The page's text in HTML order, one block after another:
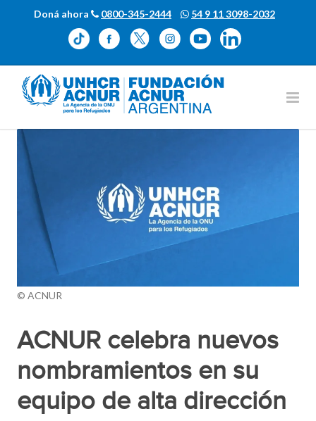
Doná ahora 0800-345-2444 54 9 11 3098-2032
© ACNUR
ACNUR celebra nuevos
nombramientos en su
equipo de alta dirección